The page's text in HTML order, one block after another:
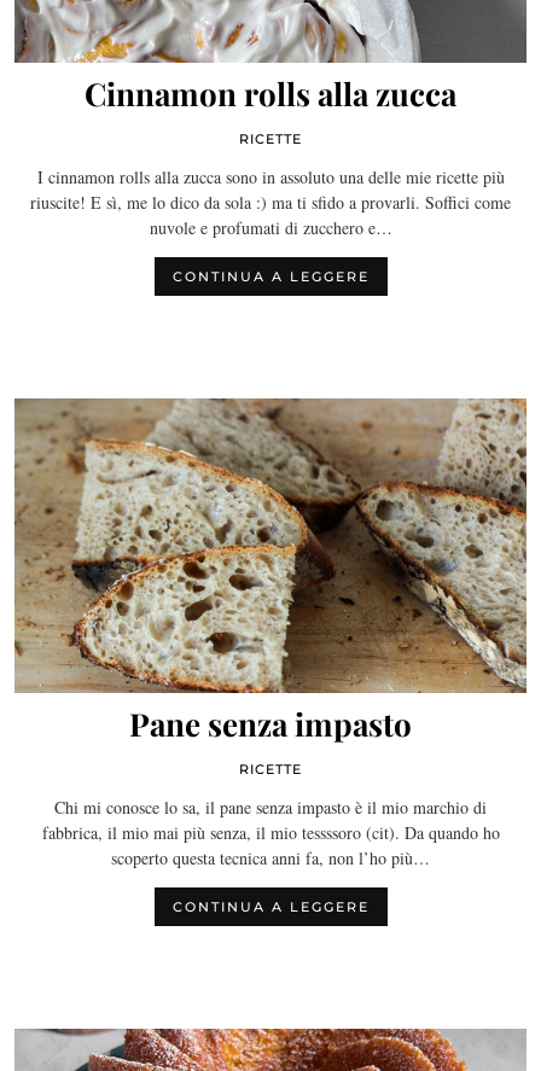
Cinnamon rolls alla zucca
RICETTE
I cinnamon rolls alla zucca sono in assoluto una delle mie ricette più
riuscite! E sì, me lo dico da sola :) ma ti sfido a provarli. Soffici come
nuvole e profumati di zucchero e…
CONTINUA A LEGGERE
Pane senza impasto
RICETTE
Chi mi conosce lo sa, il pane senza impasto è il mio marchio di
fabbrica, il mio mai più senza, il mio tessssoro (cit). Da quando ho
scoperto questa tecnica anni fa, non l’ho più…
CONTINUA A LEGGERE